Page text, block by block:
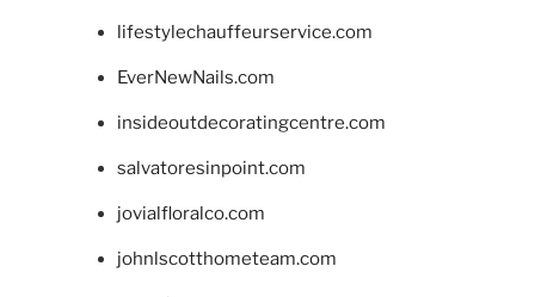
lifestylechauffeurservice.com
EverNewNails.com
insideoutdecoratingcentre.com
salvatoresinpoint.com
jovialfloralco.com
johnlscotthometeam.com